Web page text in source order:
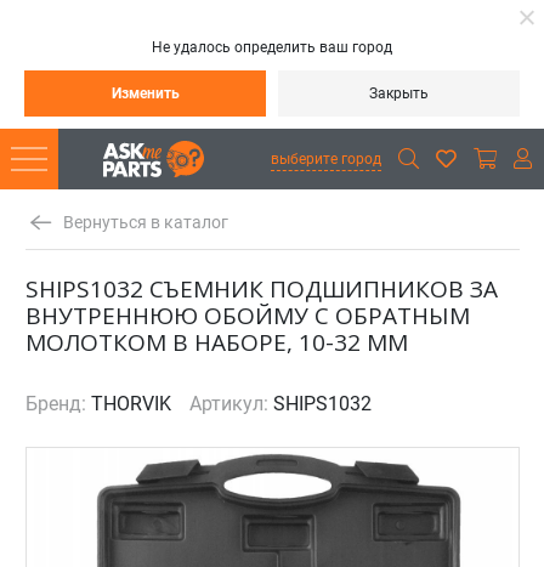
Не удалось определить ваш город
Изменить Закрыть
выберите город
Вернуться в каталог
SHIPS1032 СЪЕМНИК ПОДШИПНИКОВ ЗА
ВНУТРЕННЮЮ ОБОЙМУ С ОБРАТНЫМ
МОЛОТКОМ В НАБОРЕ, 10-32 ММ
Бренд: THORVIK Артикул: SHIPS1032